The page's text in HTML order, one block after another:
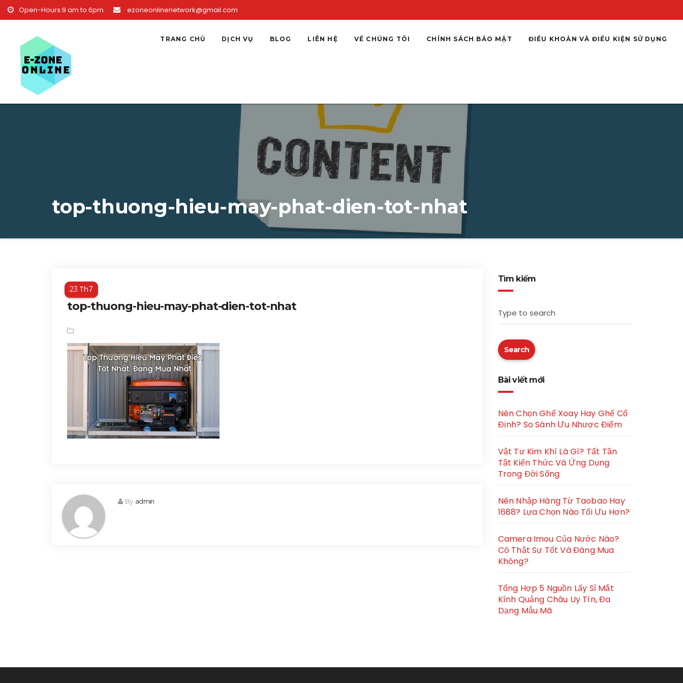
Skip to content
Open-Hours:9 am to 6pm ezoneonlinenetwork@gmail.com
TRANG CHỦ DỊCH VỤ BLOG LIÊN HỆ VỀ CHÚNG TÔI CHÍNH SÁCH BẢO MẬT ĐIỀU KHOẢN VÀ ĐIỀU KIỆN SỬ DỤNG
top-thuong-hieu-may-phat-dien-tot-nhat
23 Th7
top-thuong-hieu-may-phat-dien-tot-nhat
By admin
Tìm kiếm
Type to search
Search
Bài viết mới
Nên Chọn Ghế Xoay Hay Ghế Cố
Định? So Sánh Ưu Nhược Điểm
Vật Tư Kim Khí Là Gì? Tất Tần
Tật Kiến Thức Và Ứng Dụng
Trong Đời Sống
Nên Nhập Hàng Từ Taobao Hay
1688? Lựa Chọn Nào Tối Ưu Hơn?
Camera Imou Của Nước Nào?
Có Thật Sự Tốt Và Đáng Mua
Không?
Tổng Hợp 5 Nguồn Lấy Sỉ Mắt
Kính Quảng Châu Uy Tín, Đa
Dạng Mẫu Mã